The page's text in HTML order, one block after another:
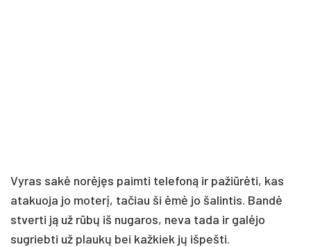
Vyras sakė norėjęs paimti telefoną ir pažiūrėti, kas
atakuoja jo moterį, tačiau ši ėmė jo šalintis. Bandė
stverti ją už rūbų iš nugaros, neva tada ir galėjo
sugriebti už plaukų bei kažkiek jų išpešti.